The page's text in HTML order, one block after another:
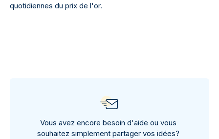
quotidiennes du prix de l'or.
Vous avez encore besoin d'aide ou vous
souhaitez simplement partager vos idées?